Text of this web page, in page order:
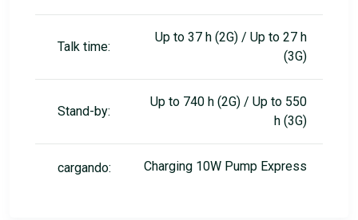
Talk time:
Up to 37 h (2G) / Up to 27 h
(3G)
Stand-by:
Up to 740 h (2G) / Up to 550
h (3G)
cargando: Charging 10W Pump Express